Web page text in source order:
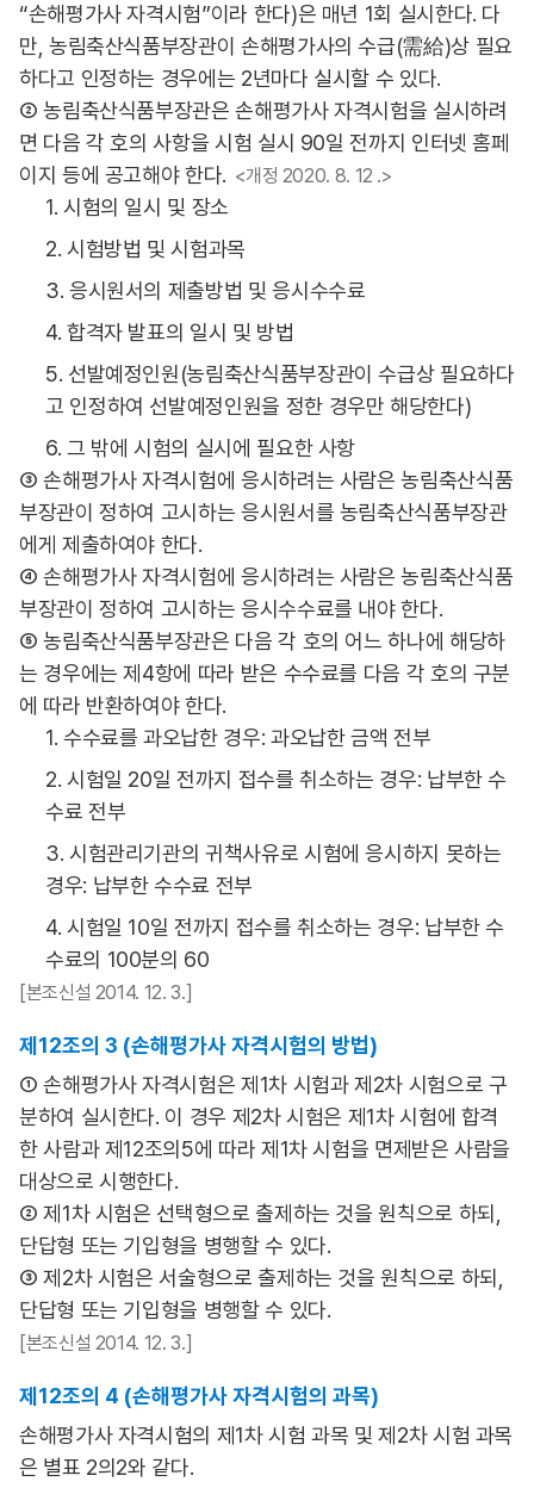
“손해평가사 자격시험”이라 한다)은 매년 1회 실시한다. 다
만, 농림축산식품부장관이 손해평가사의 수급(需給)상 필요
하다고 인정하는 경우에는 2년마다 실시할 수 있다.
② 농림축산식품부장관은 손해평가사 자격시험을 실시하려
면 다음 각 호의 사항을 시험 실시 90일 전까지 인터넷 홈페
이지 등에 공고해야 한다. <개정 2020. 8. 12 .>
1. 시험의 일시 및 장소
2. 시험방법 및 시험과목
3. 응시원서의 제출방법 및 응시수수료
4. 합격자 발표의 일시 및 방법
5. 선발예정인원(농림축산식품부장관이 수급상 필요하다
고 인정하여 선발예정인원을 정한 경우만 해당한다)
6. 그 밖에 시험의 실시에 필요한 사항
③ 손해평가사 자격시험에 응시하려는 사람은 농림축산식품
부장관이 정하여 고시하는 응시원서를 농림축산식품부장관
에게 제출하여야 한다.
④ 손해평가사 자격시험에 응시하려는 사람은 농림축산식품
부장관이 정하여 고시하는 응시수수료를 내야 한다.
⑤ 농림축산식품부장관은 다음 각 호의 어느 하나에 해당하
는 경우에는 제4항에 따라 받은 수수료를 다음 각 호의 구분
에 따라 반환하여야 한다.
1. 수수료를 과오납한 경우: 과오납한 금액 전부
2. 시험일 20일 전까지 접수를 취소하는 경우: 납부한 수
수료 전부
3. 시험관리기관의 귀책사유로 시험에 응시하지 못하는
경우: 납부한 수수료 전부
4. 시험일 10일 전까지 접수를 취소하는 경우: 납부한 수
수료의 100분의 60
[본조신설 2014. 12. 3.]
제12조의 3 (손해평가사 자격시험의 방법)
① 손해평가사 자격시험은 제1차 시험과 제2차 시험으로 구
분하여 실시한다. 이 경우 제2차 시험은 제1차 시험에 합격
한 사람과 제12조의5에 따라 제1차 시험을 면제받은 사람을
대상으로 시행한다.
② 제1차 시험은 선택형으로 출제하는 것을 원칙으로 하되,
단답형 또는 기입형을 병행할 수 있다.
③ 제2차 시험은 서술형으로 출제하는 것을 원칙으로 하되,
단답형 또는 기입형을 병행할 수 있다.
[본조신설 2014. 12. 3.]
제12조의 4 (손해평가사 자격시험의 과목)
손해평가사 자격시험의 제1차 시험 과목 및 제2차 시험 과목
은 별표 2의2와 같다.